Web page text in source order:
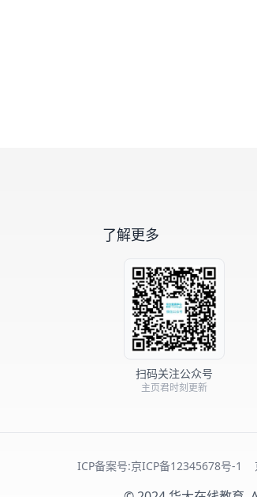
了解更多
扫码关注公众号
主页君时刻更新
ICP备案号:京ICP备12345678号-1